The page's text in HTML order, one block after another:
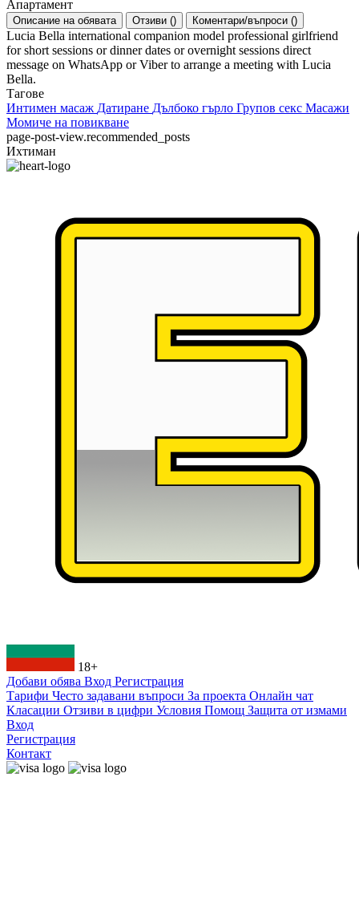
Апартамент
Описание на обявата Отзиви () Коментари/въпроси ()
Lucia Bella international companion model professional girlfriend
for short sessions or dinner dates or overnight sessions direct
message on WhatsApp or Viber to arrange a meeting with Lucia
Bella.
Тагове
Интимен масаж Датиране Дълбоко гърло Групов секс Масажи
Момиче на повикване
page-post-view.recommended_posts
Ихтиман
18+
Добави обява Вход Регистрация
Тарифи Често задавани въпроси За проекта Онлайн чат
Класации Отзиви в цифри Условия Помощ Защита от измами
Вход
Регистрация
Контакт